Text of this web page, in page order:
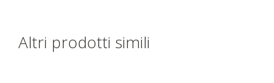
Altri prodotti simili